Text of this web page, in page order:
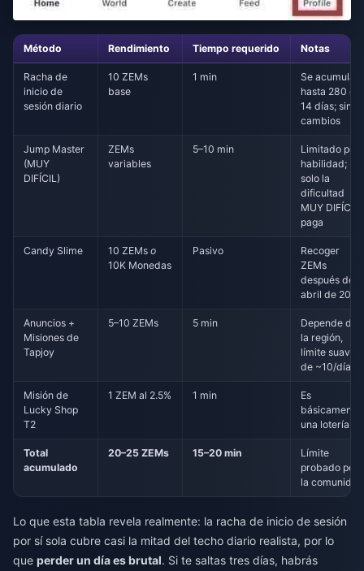
Método Rendimiento Tiempo requerido Notas
Racha de
inicio de
sesión diario
10 ZEMs
base
1 min
Se acumula
hasta 280 en
14 días; sin
cambios
Jump Master
(MUY
DIFÍCIL)
ZEMs
variables
5–10 min
Limitado por
habilidad;
solo la
dificultad
MUY DIFÍCIL
paga
Candy Slime 10 ZEMso
10K Monedas
Pasivo
Recoger
ZEMs
después de
abril de 2026
Anuncios +
Misiones de
Tapjoy
5–10 ZEMs 5 min
Depende de
la región,
límite suave
de ~10/día
Misión de
Lucky Shop
T2
1 ZEM al 2.5% 1 min
Es
básicamente
una lotería
Total
acumulado
20–25 ZEMs 15–20 min
Límite
probado por
la comunidad
Lo que esta tabla revela realmente: la racha de inicio de sesión
por sí sola cubre casi la mitad del techo diario realista, por lo
que perder un día es brutal. Si te saltas tres días, habrás